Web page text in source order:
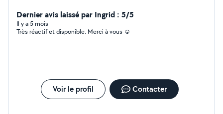
Peinture - Soudure et Barrières balcon. Réalisation d'aire
de pétanque. Travaux tout corps d'état. Jardinage et
aménagement d'allées.
Dernier avis laissé par Ingrid : 5/5
Il y a 5 mois
Très réactif et disponible. Merci à vous ☺️
Voir le profil Contacter